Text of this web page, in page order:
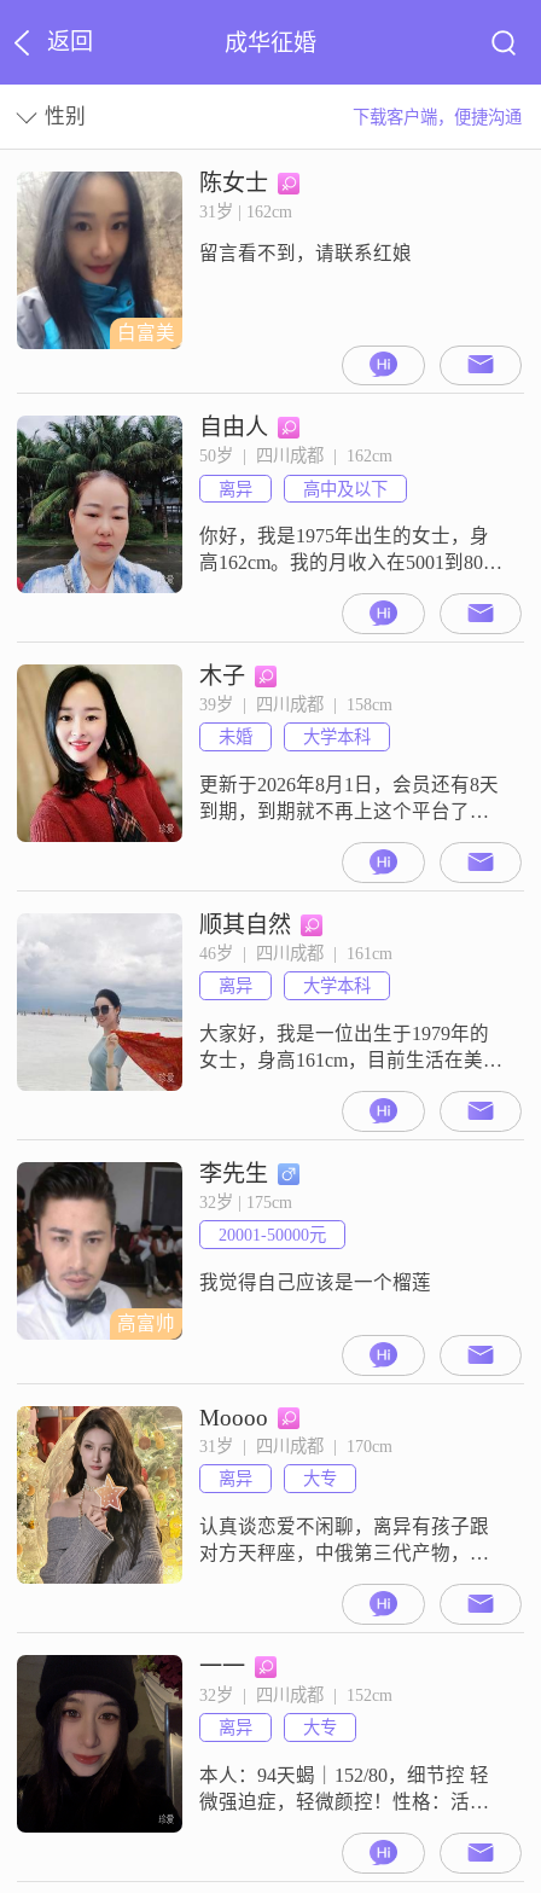
返回 成华征婚
性别 下载客户端，便捷沟通
白富美
陈女士
31岁 | 162cm
留言看不到，请联系红娘
自由人
50岁  |  四川成都  |  162cm
离异
高中及以下
你好，我是1975年出生的女士，身
高162cm。我的月收入在5001到8000
元之间，现在在成都工作。我的学
历是高中及以下。关于我的性格，
我是一个乐观积极的人，平时独立
自信，为人随和易相处。我富有同
理心，也很善解人意，对待生活真
诚可靠。我热爱生活，懂得享受当
下，同时也非常注重健康管理。我
目前是单身状态，希望在这里遇到
合
木子
39岁  |  四川成都  |  158cm
未婚
大学本科
更新于2026年8月1日，会员还有8天
到期，到期就不再上这个平台了。
随缘！😂😂找男朋友，有其他目的
的勿扰！定居成都，医疗行业工作
圈子干净且简单！本人和照片相似
度100％以上，希望您也是熟人评价
性格:属于温柔型，情绪稳定熟人评
价外形:气质淑女型我不抽烟、不喝
酒、不打牌（是完全不碰这些）爱
好健身、旅游、跳舞不接受异地的
顺其自然
46岁  |  四川成都  |  161cm
离异
大学本科
大家好，我是一位出生于1979年的
女士，身高161cm，目前生活在美丽
的成都。我拥有大学本科学历，在
工作中勤奋努力，月收入稳定在
3001到5000元之间。我性格细腻敏
感，我喜欢追求简单而真实的幸
福。特别颜控的勿扰！这个年纪纯
天然脸，没用过高科技，有岁月痕
迹很正常，明星也扛不住，期望值
不要太高，免得见面尴尬。天道忌
高富帅
李先生
32岁 | 175cm
20001-50000元
我觉得自己应该是一个榴莲
Moooo
31岁  |  四川成都  |  170cm
离异
大专
认真谈恋爱不闲聊，离异有孩子跟
对方天秤座，中俄第三代产物，吉
林人定居成都，平面模特（半退状
态）身高170体重90直球选手讨厌拐
弯抹角，高跟鞋战士，很粘人（所
谓的情感高需求人群）有点分离焦
虑症，咖啡当早餐，喜欢智性恋
（主要我有点笨）不玩游戏，不打
牌，不蹦迪，偶尔喝点酒（我抽
烟，介意勿扰）要求对方有经济物
质基础（物质能解决
一一
32岁  |  四川成都  |  152cm
离异
大专
本人：94天蝎｜152/80，细节控 轻
微强迫症，轻微颜控！性格：活泼
开朗，细腻敏感，真诚，情绪稳
定，浪漫主义者，看重双向尊重与
坦诚沟通，感情里信奉信任包容